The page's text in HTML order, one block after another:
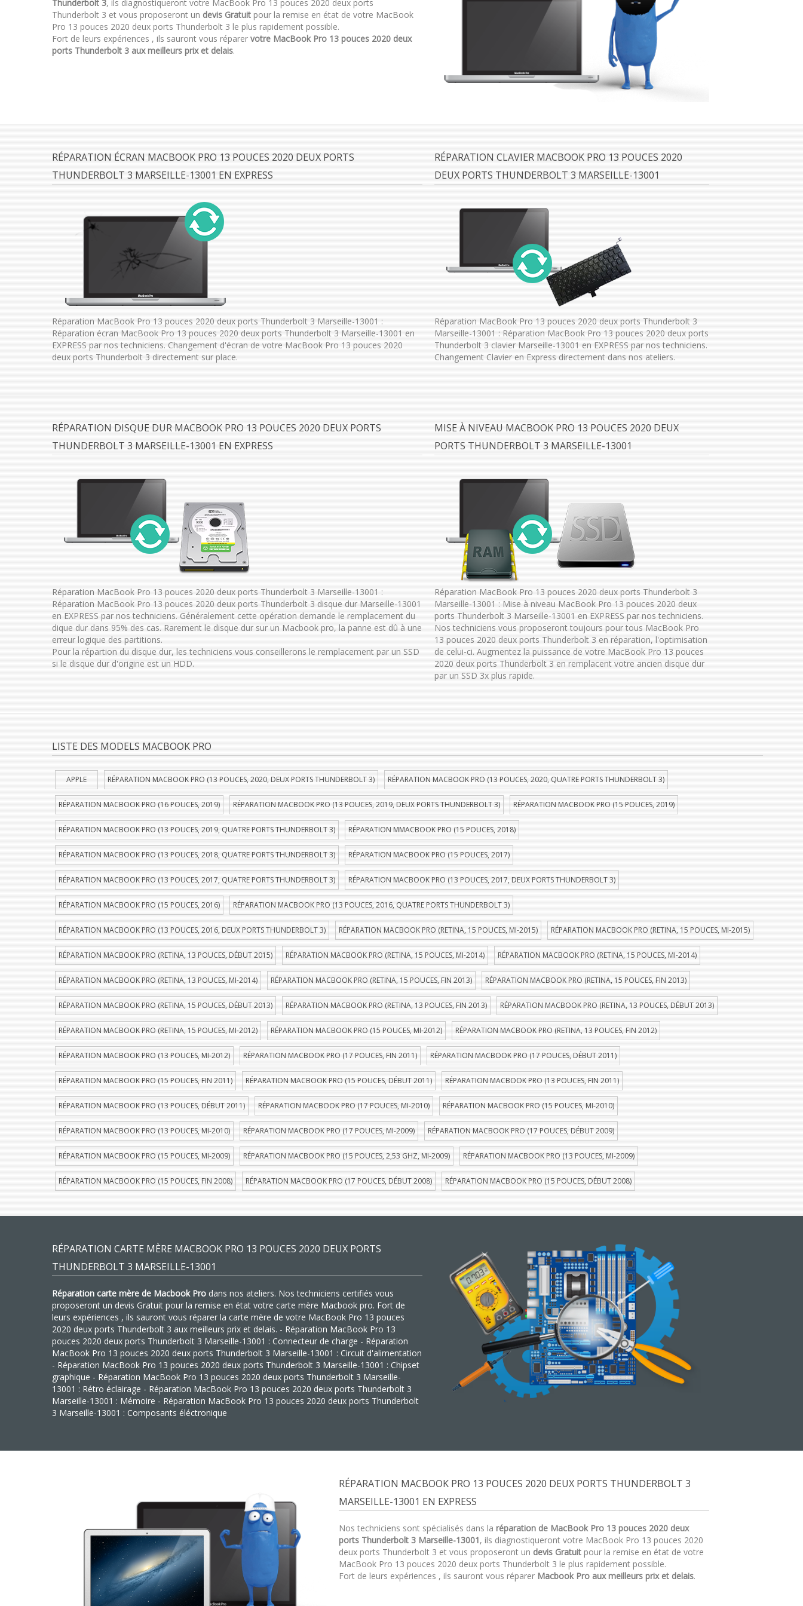
Thunderbolt 3, ils diagnostiqueront votre MacBook Pro 13 pouces 2020 deux ports
Thunderbolt 3 et vous proposeront un devis Gratuit pour la remise en état de votre MacBook
Pro 13 pouces 2020 deux ports Thunderbolt 3 le plus rapidement possible.
Fort de leurs expériences , ils sauront vous réparer votre MacBook Pro 13 pouces 2020 deux
ports Thunderbolt 3 aux meilleurs prix et delais.
RÉPARATION ÉCRAN MACBOOK PRO 13 POUCES 2020 DEUX PORTS
THUNDERBOLT 3 MARSEILLE-13001 EN EXPRESS
Réparation MacBook Pro 13 pouces 2020 deux ports Thunderbolt 3 Marseille-13001 :
Réparation écran MacBook Pro 13 pouces 2020 deux ports Thunderbolt 3 Marseille-13001 en
EXPRESS par nos techniciens. Changement d'écran de votre MacBook Pro 13 pouces 2020
deux ports Thunderbolt 3 directement sur place.
RÉPARATION CLAVIER MACBOOK PRO 13 POUCES 2020
DEUX PORTS THUNDERBOLT 3 MARSEILLE-13001
Réparation MacBook Pro 13 pouces 2020 deux ports Thunderbolt 3
Marseille-13001 : Réparation MacBook Pro 13 pouces 2020 deux ports
Thunderbolt 3 clavier Marseille-13001 en EXPRESS par nos techniciens.
Changement Clavier en Express directement dans nos ateliers.
RÉPARATION DISQUE DUR MACBOOK PRO 13 POUCES 2020 DEUX PORTS
THUNDERBOLT 3 MARSEILLE-13001 EN EXPRESS
Réparation MacBook Pro 13 pouces 2020 deux ports Thunderbolt 3 Marseille-13001 :
Réparation MacBook Pro 13 pouces 2020 deux ports Thunderbolt 3 disque dur Marseille-13001
en EXPRESS par nos techniciens. Généralement cette opération demande le remplacement du
dique dur dans 95% des cas. Rarement le disque dur sur un Macbook pro, la panne est dû à une
erreur logique des partitions.
Pour la répartion du disque dur, les techniciens vous conseillerons le remplacement par un SSD
si le disque dur d'origine est un HDD.
MISE À NIVEAU MACBOOK PRO 13 POUCES 2020 DEUX
PORTS THUNDERBOLT 3 MARSEILLE-13001
Réparation MacBook Pro 13 pouces 2020 deux ports Thunderbolt 3
Marseille-13001 : Mise à niveau MacBook Pro 13 pouces 2020 deux
ports Thunderbolt 3 Marseille-13001 en EXPRESS par nos techniciens.
Nos techniciens vous proposeront toujours pour tous MacBook Pro
13 pouces 2020 deux ports Thunderbolt 3 en réparation, l'optimisation
de celui-ci. Augmentez la puissance de votre MacBook Pro 13 pouces
2020 deux ports Thunderbolt 3 en remplacent votre ancien disque dur
par un SSD 3x plus rapide.
LISTE DES MODELS MACBOOK PRO
APPLE RÉPARATION MACBOOK PRO (13 POUCES, 2020, DEUX PORTS THUNDERBOLT 3) RÉPARATION MACBOOK PRO (13 POUCES, 2020, QUATRE PORTS THUNDERBOLT 3)
RÉPARATION MACBOOK PRO (16 POUCES, 2019) RÉPARATION MACBOOK PRO (13 POUCES, 2019, DEUX PORTS THUNDERBOLT 3) RÉPARATION MACBOOK PRO (15 POUCES, 2019)
RÉPARATION MACBOOK PRO (13 POUCES, 2019, QUATRE PORTS THUNDERBOLT 3) RÉPARATION MMACBOOK PRO (15 POUCES, 2018)
RÉPARATION MACBOOK PRO (13 POUCES, 2018, QUATRE PORTS THUNDERBOLT 3) RÉPARATION MACBOOK PRO (15 POUCES, 2017)
RÉPARATION MACBOOK PRO (13 POUCES, 2017, QUATRE PORTS THUNDERBOLT 3) RÉPARATION MACBOOK PRO (13 POUCES, 2017, DEUX PORTS THUNDERBOLT 3)
RÉPARATION MACBOOK PRO (15 POUCES, 2016) RÉPARATION MACBOOK PRO (13 POUCES, 2016, QUATRE PORTS THUNDERBOLT 3)
RÉPARATION MACBOOK PRO (13 POUCES, 2016, DEUX PORTS THUNDERBOLT 3) RÉPARATION MACBOOK PRO (RETINA, 15 POUCES, MI-2015) RÉPARATION MACBOOK PRO (RETINA, 15 POUCES, MI-2015)
RÉPARATION MACBOOK PRO (RETINA, 13 POUCES, DÉBUT 2015) RÉPARATION MACBOOK PRO (RETINA, 15 POUCES, MI-2014) RÉPARATION MACBOOK PRO (RETINA, 15 POUCES, MI-2014)
RÉPARATION MACBOOK PRO (RETINA, 13 POUCES, MI-2014) RÉPARATION MACBOOK PRO (RETINA, 15 POUCES, FIN 2013) RÉPARATION MACBOOK PRO (RETINA, 15 POUCES, FIN 2013)
RÉPARATION MACBOOK PRO (RETINA, 15 POUCES, DÉBUT 2013) RÉPARATION MACBOOK PRO (RETINA, 13 POUCES, FIN 2013) RÉPARATION MACBOOK PRO (RETINA, 13 POUCES, DÉBUT 2013)
RÉPARATION MACBOOK PRO (RETINA, 15 POUCES, MI-2012) RÉPARATION MACBOOK PRO (15 POUCES, MI-2012) RÉPARATION MACBOOK PRO (RETINA, 13 POUCES, FIN 2012)
RÉPARATION MACBOOK PRO (13 POUCES, MI-2012) RÉPARATION MACBOOK PRO (17 POUCES, FIN 2011) RÉPARATION MACBOOK PRO (17 POUCES, DÉBUT 2011)
RÉPARATION MACBOOK PRO (15 POUCES, FIN 2011) RÉPARATION MACBOOK PRO (15 POUCES, DÉBUT 2011) RÉPARATION MACBOOK PRO (13 POUCES, FIN 2011)
RÉPARATION MACBOOK PRO (13 POUCES, DÉBUT 2011) RÉPARATION MACBOOK PRO (17 POUCES, MI-2010) RÉPARATION MACBOOK PRO (15 POUCES, MI-2010)
RÉPARATION MACBOOK PRO (13 POUCES, MI-2010) RÉPARATION MACBOOK PRO (17 POUCES, MI-2009) RÉPARATION MACBOOK PRO (17 POUCES, DÉBUT 2009)
RÉPARATION MACBOOK PRO (15 POUCES, MI-2009) RÉPARATION MACBOOK PRO (15 POUCES, 2,53 GHZ, MI-2009) RÉPARATION MACBOOK PRO (13 POUCES, MI-2009)
RÉPARATION MACBOOK PRO (15 POUCES, FIN 2008) RÉPARATION MACBOOK PRO (17 POUCES, DÉBUT 2008) RÉPARATION MACBOOK PRO (15 POUCES, DÉBUT 2008)
RÉPARATION CARTE MÈRE MACBOOK PRO 13 POUCES 2020 DEUX PORTS
THUNDERBOLT 3 MARSEILLE-13001
Réparation carte mère de Macbook Pro dans nos ateliers. Nos techniciens certifiés vous
proposeront un devis Gratuit pour la remise en état votre carte mère Macbook pro. Fort de
leurs expériences , ils sauront vous réparer la carte mère de votre MacBook Pro 13 pouces
2020 deux ports Thunderbolt 3 aux meilleurs prix et delais. - Réparation MacBook Pro 13
pouces 2020 deux ports Thunderbolt 3 Marseille-13001 : Connecteur de charge - Réparation
MacBook Pro 13 pouces 2020 deux ports Thunderbolt 3 Marseille-13001 : Circuit d'alimentation
- Réparation MacBook Pro 13 pouces 2020 deux ports Thunderbolt 3 Marseille-13001 : Chipset
graphique - Réparation MacBook Pro 13 pouces 2020 deux ports Thunderbolt 3 Marseille-
13001 : Rétro éclairage - Réparation MacBook Pro 13 pouces 2020 deux ports Thunderbolt 3
Marseille-13001 : Mémoire - Réparation MacBook Pro 13 pouces 2020 deux ports Thunderbolt
3 Marseille-13001 : Composants éléctronique
RÉPARATION MACBOOK PRO 13 POUCES 2020 DEUX PORTS THUNDERBOLT 3
MARSEILLE-13001 EN EXPRESS
Nos techniciens sont spécialisés dans la réparation de MacBook Pro 13 pouces 2020 deux
ports Thunderbolt 3 Marseille-13001, ils diagnostiqueront votre MacBook Pro 13 pouces 2020
deux ports Thunderbolt 3 et vous proposeront un devis Gratuit pour la remise en état de votre
MacBook Pro 13 pouces 2020 deux ports Thunderbolt 3 le plus rapidement possible.
Fort de leurs expériences , ils sauront vous réparer Macbook Pro aux meilleurs prix et delais.